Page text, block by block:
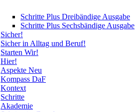
Schritte Plus Dreibändige Ausgabe
Schritte Plus Sechsbändige Ausgabe
Sicher!
Sicher in Alltag und Beruf!
Starten Wir!
Hier!
Aspekte Neu
Kompass DaF
Kontext
Schritte
Akademie